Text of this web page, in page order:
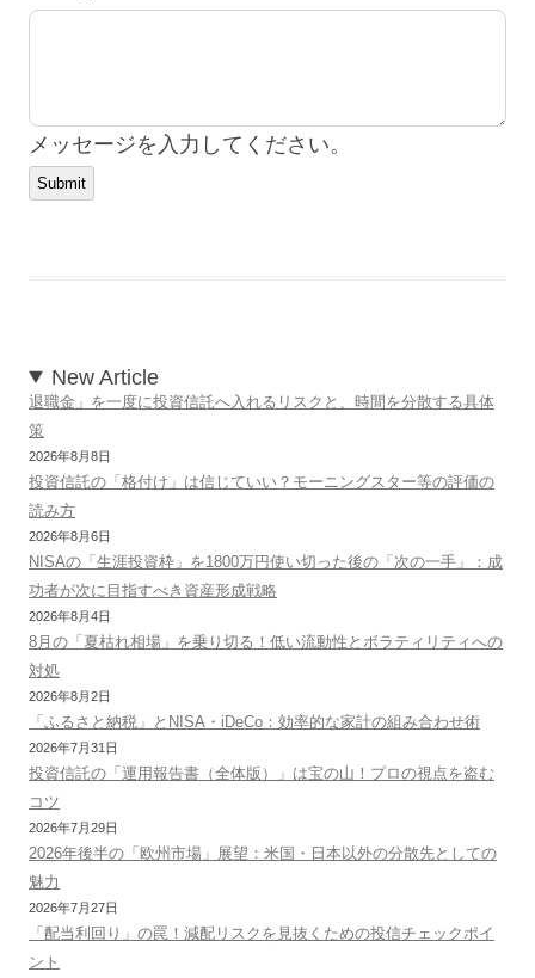
メッセージを入力してください。
Submit
New Article
退職金」を一度に投資信託へ入れるリスクと、時間を分散する具体
策
2026年8月8日
投資信託の「格付け」は信じていい？モーニングスター等の評価の
読み方
2026年8月6日
NISAの「生涯投資枠」を1800万円使い切った後の「次の一手」：成
功者が次に目指すべき資産形成戦略
2026年8月4日
8月の「夏枯れ相場」を乗り切る！低い流動性とボラティリティへの
対処
2026年8月2日
「ふるさと納税」とNISA・iDeCo：効率的な家計の組み合わせ術
2026年7月31日
投資信託の「運用報告書（全体版）」は宝の山！プロの視点を盗む
コツ
2026年7月29日
2026年後半の「欧州市場」展望：米国・日本以外の分散先としての
魅力
2026年7月27日
「配当利回り」の罠！減配リスクを見抜くための投信チェックポイ
ント